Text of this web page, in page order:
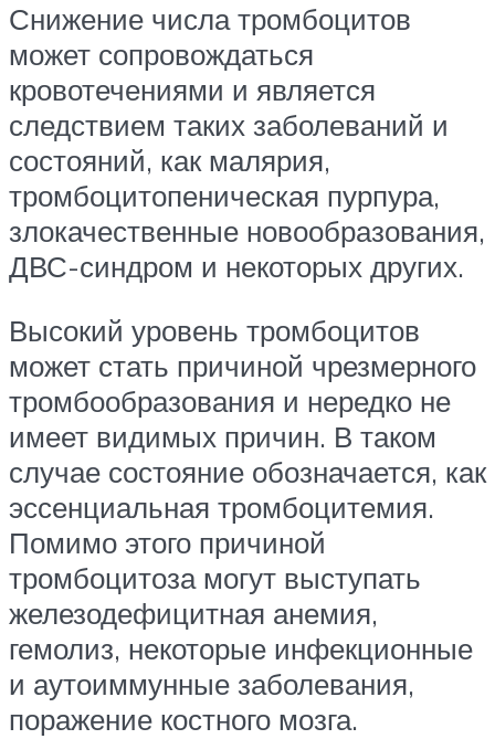
Снижение числа тромбоцитов
может сопровождаться
кровотечениями и является
следствием таких заболеваний и
состояний, как малярия,
тромбоцитопеническая пурпура,
злокачественные новообразования,
ДВС-синдром и некоторых других.
Высокий уровень тромбоцитов
может стать причиной чрезмерного
тромбообразования и нередко не
имеет видимых причин. В таком
случае состояние обозначается, как
эссенциальная тромбоцитемия.
Помимо этого причиной
тромбоцитоза могут выступать
железодефицитная анемия,
гемолиз, некоторые инфекционные
и аутоиммунные заболевания,
поражение костного мозга.